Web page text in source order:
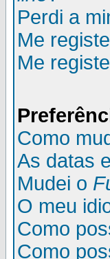
Perdi a
Me
Me
Como
As datas
Mudei o
O meu
Como
Como